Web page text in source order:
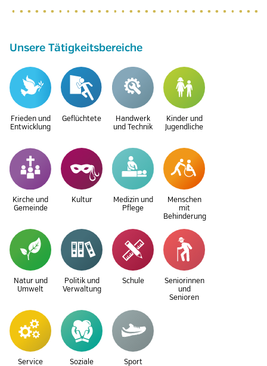
Unsere Tätigkeitsbereiche
Frieden und
Entwicklung
Geflüchtete
Handwerk
und Technik
Kinder und
Jugendliche
Kirche und
Gemeinde
Kultur
Medizin und
Pflege
Menschen
mit
Behinderung
Natur und
Umwelt
Politik und
Verwaltung
Schule
Seniorinnen
und
Senioren
Service
Soziale
Sport